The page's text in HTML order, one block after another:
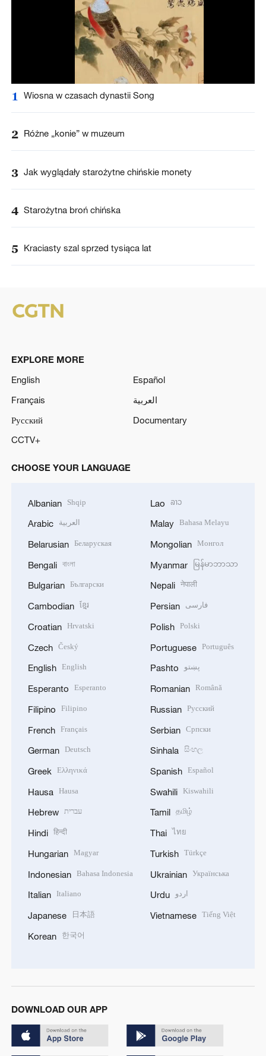
1 Wiosna w czasach dynastii Song
2 Różne „konie” w muzeum
3 Jak wyglądały starożytne chińskie monety
4 Starożytna broń chińska
5 Kraciasty szal sprzed tysiąca lat
EXPLORE MORE
English
Español
Français
العربية
Русский
Documentary
CCTV+
CHOOSE YOUR LANGUAGE
Albanian Shqip
Arabic العربية
Belarusian Беларуская
Bengali বাংলা
Bulgarian Български
Cambodian ខ្មែរ
Croatian Hrvatski
Czech Český
English English
Esperanto Esperanto
Filipino Filipino
French Français
German Deutsch
Greek Ελληνικά
Hausa Hausa
Hebrew עברית
Hindi हिन्दी
Hungarian Magyar
Indonesian Bahasa Indonesia
Italian Italiano
Japanese 日本語
Korean 한국어
Lao ລາວ
Malay Bahasa Melayu
Mongolian Монгол
Myanmar မြန်မာဘာသာ
Nepali नेपाली
Persian فارسی
Polish Polski
Portuguese Português
Pashto پښتو
Romanian Română
Russian Русский
Serbian Српски
Sinhala සිංහල
Spanish Español
Swahili Kiswahili
Tamil தமிழ்
Thai ไทย
Turkish Türkçe
Ukrainian Українська
Urdu اردو
Vietnamese Tiếng Việt
DOWNLOAD OUR APP